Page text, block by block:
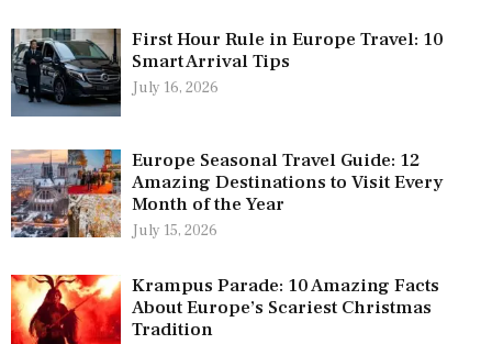
First Hour Rule in Europe Travel: 10
Smart Arrival Tips
July 16, 2026
Europe Seasonal Travel Guide: 12
Amazing Destinations to Visit Every
Month of the Year
July 15, 2026
Krampus Parade: 10 Amazing Facts
About Europe’s Scariest Christmas
Tradition